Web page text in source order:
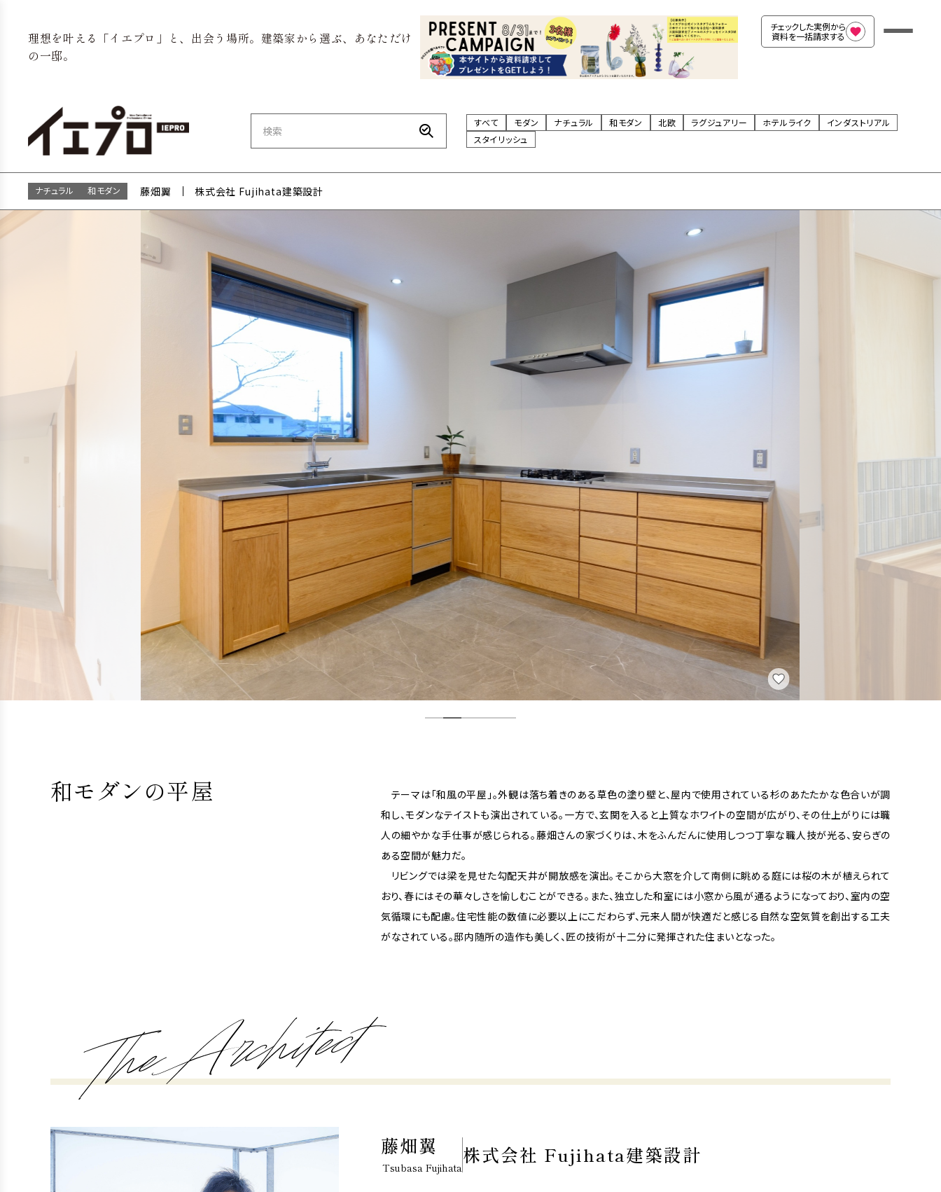
チェックした実例から
資料を一括請求する
理想を叶える「イエプロ」と、出会う場所。建築家から選ぶ、あなただけ
の一邸。
すべて モダン ナチュラル 和モダン 北欧 ラグジュアリー ホテルライク
インダストリアル
スタイリッシュ
ナチュラル 和モダン 藤畑翼 株式会社 Fujihata建築設計
和モダンの平屋
テーマは「和風の平屋」。外観は落ち着きのある草色の塗り壁と、屋内で使用されている杉のあたたかな色合いが調
和し、モダンなテイストも演出されている。一方で、玄関を入ると上質なホワイトの空間が広がり、その仕上がりには職
人の細やかな手仕事が感じられる。藤畑さんの家づくりは、木をふんだんに使用しつつ丁寧な職人技が光る、安らぎの
ある空間が魅力だ。
リビングでは梁を見せた勾配天井が開放感を演出。そこから大窓を介して南側に眺める庭には桜の木が植えられて
おり、春にはその華々しさを愉しむことができる。また、独立した和室には小窓から風が通るようになっており、室内の空
気循環にも配慮。住宅性能の数値に必要以上にこだわらず、元来人間が快適だと感じる自然な空気質を創出する工夫
がなされている。邸内随所の造作も美しく、匠の技術が十二分に発揮された住まいとなった。
藤畑翼
Tsubasa Fujihata
株式会社 Fujihata建築設計